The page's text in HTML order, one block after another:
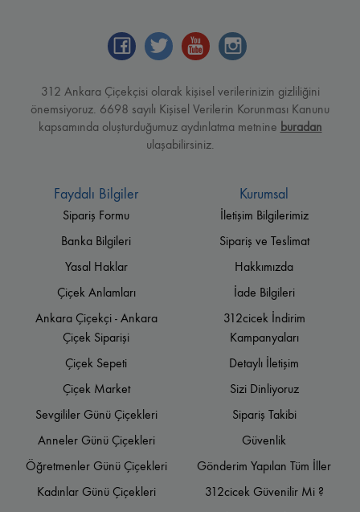
312 Ankara Çiçekçisi olarak kişisel verilerinizin gizliliğini
önemsiyoruz. 6698 sayılı Kişisel Verilerin Korunması Kanunu
kapsamında oluşturduğumuz aydınlatma metnine buradan
ulaşabilirsiniz.
Faydalı Bilgiler
Sipariş Formu
Banka Bilgileri
Yasal Haklar
Çiçek Anlamları
Ankara Çiçekçi - Ankara
Çiçek Siparişi
Çiçek Sepeti
Çiçek Market
Sevgililer Günü Çiçekleri
Anneler Günü Çiçekleri
Öğretmenler Günü Çiçekleri
Kadınlar Günü Çiçekleri
Kurumsal
İletişim Bilgilerimiz
Sipariş ve Teslimat
Hakkımızda
İade Bilgileri
312cicek İndirim
Kampanyaları
Detaylı İletişim
Sizi Dinliyoruz
Sipariş Takibi
Güvenlik
Gönderim Yapılan Tüm İller
312cicek Güvenilir Mi ?